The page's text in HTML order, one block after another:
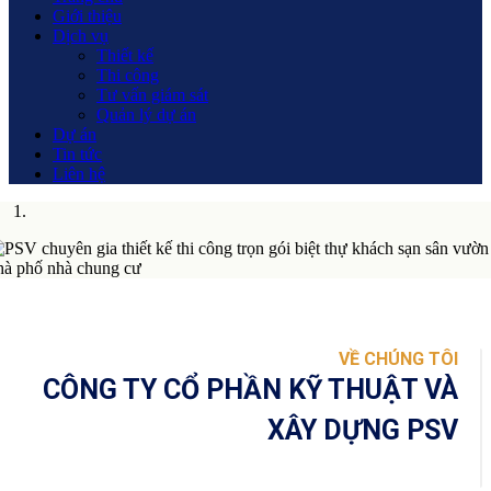
Giới thiệu
Dịch vụ
Thiết kế
Thi công
Tư vấn giám sát
Quản lý dự án
Dự án
Tin tức
Liên hệ
VỀ CHÚNG TÔI
CÔNG TY CỔ PHẦN KỸ THUẬT VÀ
XÂY DỰNG PSV